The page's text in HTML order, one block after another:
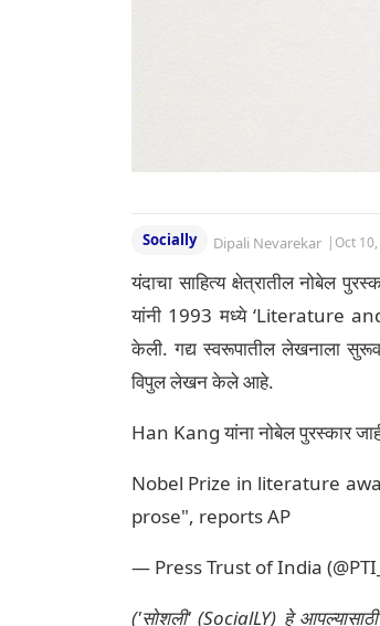
Socially Dipali Nevarekar | Oct
यंदाचा साहित्य क्षेत्रातील नोबेल
यांनी 1993 मध्ये ‘Literature
केली. गद्य स्वरूपातील लेखनाला
विपुल लेखन केले आहे.
Han Kang यांना नोबेल पुरस्कार
Nobel Prize in literature
prose", reports AP
— Press Trust of India
('सोशली' (SocialLY) हे